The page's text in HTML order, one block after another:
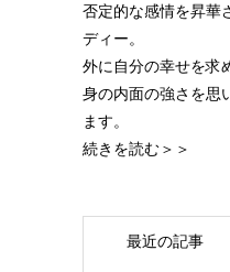
否定的な感情を昇華
ディー。
外に自分の幸せを求
身の内面の強さを思
ます。
続きを読む＞＞
最近の記事